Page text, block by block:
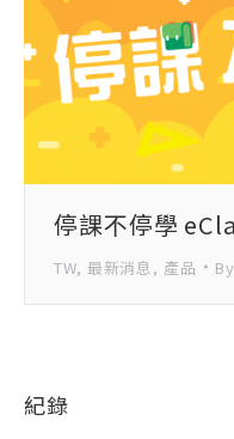
停課不停學
TW, 最新消息, 產品 By
紀錄